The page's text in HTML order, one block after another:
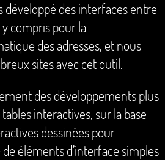
développé des interfaces entre
y compris pour la
des adresses, et nous
sites avec cet outil.
des développements plus
interactives, sur la base
dessinées pour
de éléments d’interface simples